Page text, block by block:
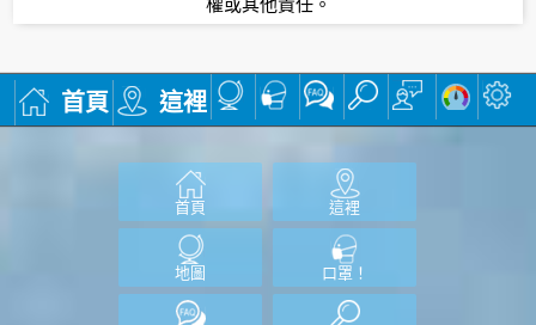
權或其他責任。
首頁 這裡
首頁 這裡
地圖 口罩！